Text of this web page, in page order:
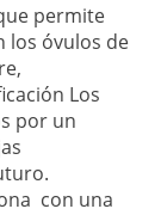
permite
los óvulos de
Los
por un
con una